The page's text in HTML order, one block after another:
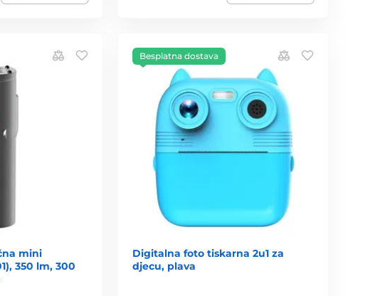
mini
350 lm, 300
Besplatna dostava
Digitalna foto tiskarna 2u1 za
djecu, plava